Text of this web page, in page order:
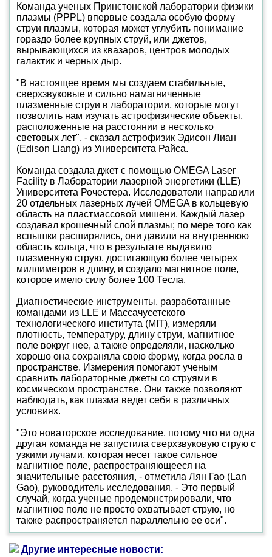
Команда ученых Принстонской лаборатории физики
плазмы (PPPL) впервые создала особую форму
струи плазмы, которая может углубить понимание
гораздо более крупных струй, или джетов,
вырывающихся из квазаров, центров молодых
галактик и черных дыр.
"В настоящее время мы создаем стабильные,
сверхзвуковые и сильно намагниченные
плазменные струи в лаборатории, которые могут
позволить нам изучать астрофизические объекты,
расположенные на расстоянии в несколько
световых лет", - сказал астрофизик Эдисон Лиан
(Edison Liang) из Университета Райса.
Команда создала джет с помощью OMEGA Laser
Facility в Лаборатории лазерной энергетики (LLE)
Университета Рочестера. Исследователи направили
20 отдельных лазерных лучей OMEGA в кольцевую
область на пластмассовой мишени. Каждый лазер
создавал крошечный слой плазмы; по мере того как
вспышки расширялись, они давили на внутреннюю
область кольца, что в результате выдавило
плазменную струю, достигающую более четырех
миллиметров в длину, и создало магнитное поле,
которое имело силу более 100 Тесла.
Диагностические инструменты, разработанные
командами из LLE и Массачусетского
технологического института (MIT), измеряли
плотность, температуру, длину струи, магнитное
поле вокруг нее, а также определяли, насколько
хорошо она сохраняла свою форму, когда росла в
пространстве. Измерения помогают ученым
сравнить лабораторные джеты со струями в
космическом пространстве. Они также позволяют
наблюдать, как плазма ведет себя в различных
условиях.
"Это новаторское исследование, потому что ни одна
другая команда не запустила сверхзвуковую струю с
узкими лучами, которая несет такое сильное
магнитное поле, распространяющееся на
значительные расстояния, - отметила Лян Гао (Lan
Gao), руководитель исследования. - Это первый
случай, когда ученые продемонстрировали, что
магнитное поле не просто охватывает струю, но
также распространяется параллельно ее оси".
Другие интересные новости: